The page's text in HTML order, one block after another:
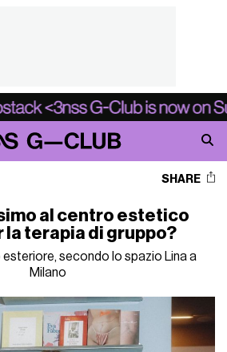
SHARE
al centro estetico
la terapia di gruppo?
esteriore, secondo lo spazio Lina a
Milano